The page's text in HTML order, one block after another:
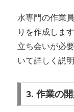
水専門の作業
りを作成しま
立ち会いが必
いて詳しく説
3. 作業の